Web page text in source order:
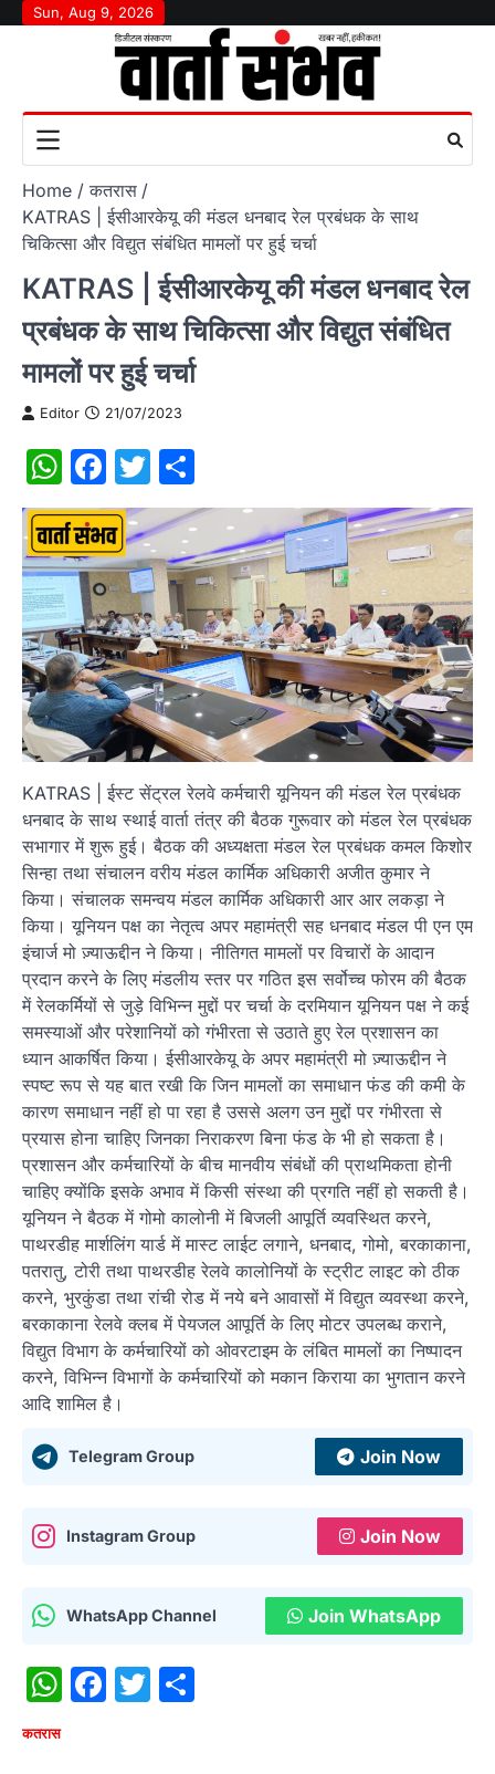
SkipSun, Aug 9, 2026
Home
कतरास
KATRAS | ईसीआरकेयू की मंडल धनबाद रेल प्रबंधक के साथ
चिकित्सा और विद्युत संबंधित मामलों पर हुई चर्चा
KATRAS | ईसीआरकेयू की मंडल धनबाद रेल
प्रबंधक के साथ चिकित्सा और विद्युत संबंधित
मामलों पर हुई चर्चा
Editor 21/07/2023
WhatsApp
Facebook
Twitter
KATRAS | ईस्ट सेंट्रल रेलवे कर्मचारी यूनियन की मंडल रेल प्रबंधक
धनबाद के साथ स्थाई वार्ता तंत्र की बैठक गुरूवार को मंडल रेल प्रबंधक
सभागार में शुरू हुई। बैठक की अध्यक्षता मंडल रेल प्रबंधक कमल किशोर
सिन्हा तथा संचालन वरीय मंडल कार्मिक अधिकारी अजीत कुमार ने
किया। संचालक समन्वय मंडल कार्मिक अधिकारी आर आर लकड़ा ने
किया। यूनियन पक्ष का नेतृत्व अपर महामंत्री सह धनबाद मंडल पी एन एम
इंचार्ज मो ज़्याऊद्दीन ने किया। नीतिगत मामलों पर विचारों के आदान
प्रदान करने के लिए मंडलीय स्तर पर गठित इस सर्वोच्च फोरम की बैठक
में रेलकर्मियों से जुड़े विभिन्न मुद्दों पर चर्चा के दरमियान यूनियन पक्ष ने कई
समस्याओं और परेशानियों को गंभीरता से उठाते हुए रेल प्रशासन का
ध्यान आकर्षित किया। ईसीआरकेयू के अपर महामंत्री मो ज़्याऊद्दीन ने
स्पष्ट रूप से यह बात रखी कि जिन मामलों का समाधान फंड की कमी के
कारण समाधान नहीं हो पा रहा है उससे अलग उन मुद्दों पर गंभीरता से
प्रयास होना चाहिए जिनका निराकरण बिना फंड के भी हो सकता है।
प्रशासन और कर्मचारियों के बीच मानवीय संबंधों की प्राथमिकता होनी
चाहिए क्योंकि इसके अभाव में किसी संस्था की प्रगति नहीं हो सकती है।
यूनियन ने बैठक में गोमो कालोनी में बिजली आपूर्ति व्यवस्थित करने,
पाथरडीह मार्शलिंग यार्ड में मास्ट लाईट लगाने, धनबाद, गोमो, बरकाकाना,
पतरातु, टोरी तथा पाथरडीह रेलवे कालोनियों के स्ट्रीट लाइट को ठीक
करने, भुरकुंडा तथा रांची रोड में नये बने आवासों में विद्युत व्यवस्था करने,
बरकाकाना रेलवे क्लब में पेयजल आपूर्ति के लिए मोटर उपलब्ध कराने,
विद्युत विभाग के कर्मचारियों को ओवरटाइम के लंबित मामलों का निष्पादन
करने, विभिन्न विभागों के कर्मचारियों को मकान किराया का भुगतान करने
आदि शामिल है।
Telegram Group Join Now
Instagram Group Join Now
WhatsApp Channel Join WhatsApp
WhatsApp
Facebook
Twitter
कतरास